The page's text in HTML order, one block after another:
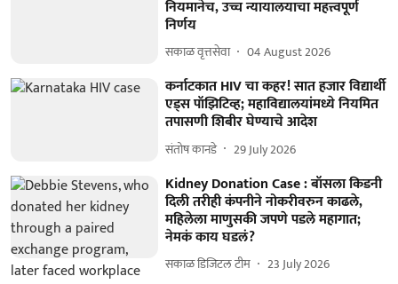
नियमानेच, उच्च न्यायालयाचा महत्त्वपूर्ण
निर्णय
सकाळ वृत्तसेवा 04 August 2026
कर्नाटकात HIV चा कहर! सात हजार विद्यार्थी
एड्स पॉझिटिव्ह; महाविद्यालयांमध्ये नियमित
तपासणी शिबीर घेण्याचे आदेश
संतोष कानडे 29 July 2026
Kidney Donation Case : बॉसला किडनी
दिली तरीही कंपनीने नोकरीवरुन काढले,
महिलेला माणुसकी जपणे पडले महागात;
नेमकं काय घडलं?
सकाळ डिजिटल टीम 23 July 2026